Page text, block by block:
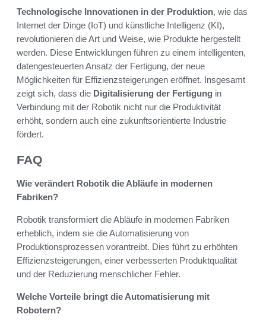
Technologische Innovationen in der Produktion, wie das
Internet der Dinge (IoT) und künstliche Intelligenz (KI),
revolutionieren die Art und Weise, wie Produkte hergestellt
werden. Diese Entwicklungen führen zu einem intelligenten,
datengesteuerten Ansatz der Fertigung, der neue
Möglichkeiten für Effizienzsteigerungen eröffnet. Insgesamt
zeigt sich, dass die Digitalisierung der Fertigung in
Verbindung mit der Robotik nicht nur die Produktivität
erhöht, sondern auch eine zukunftsorientierte Industrie
fördert.
FAQ
Wie verändert Robotik die Abläufe in modernen
Fabriken?
Robotik transformiert die Abläufe in modernen Fabriken
erheblich, indem sie die Automatisierung von
Produktionsprozessen vorantreibt. Dies führt zu erhöhten
Effizienzsteigerungen, einer verbesserten Produktqualität
und der Reduzierung menschlicher Fehler.
Welche Vorteile bringt die Automatisierung mit
Robotern?